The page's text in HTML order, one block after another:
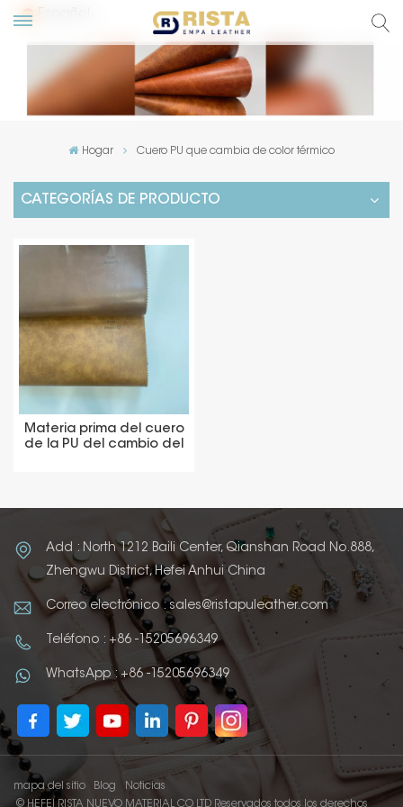
Hogar Cuero PU que cambia de color térmico
CATEGORÍAS DE PRODUCTO
Materia prima del cuero
de la PU del cambio del
Add : North 1212 Baili Center, Qianshan Road No.888,
Zhengwu District, Hefei Anhui China
Correo electrónico : sales@ristapuleather.com
Teléfono : +86 -15205696349
WhatsApp : +86 -15205696349
mapa del sitio Blog
Noticias
© HEFEI RISTA NUEVO MATERIAL CO LTD Reservados todos los derechos